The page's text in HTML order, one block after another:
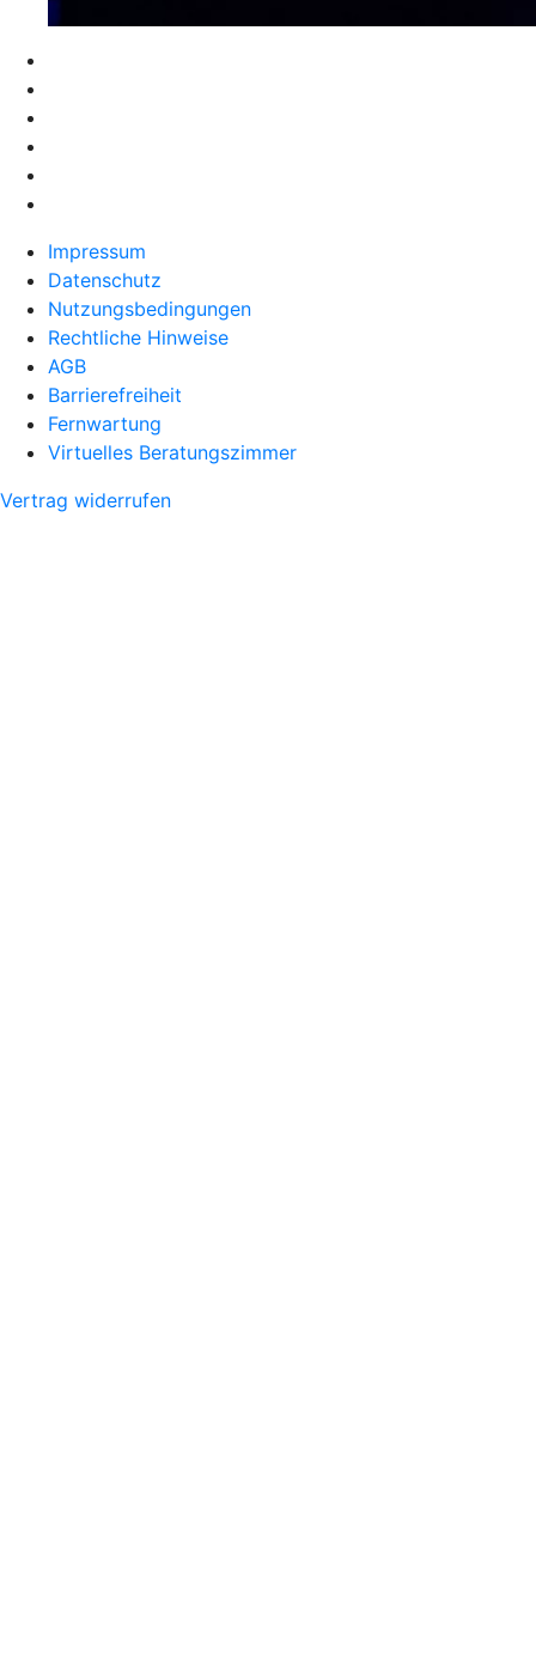
Impressum
Datenschutz
Nutzungsbedingungen
Rechtliche Hinweise
AGB
Barrierefreiheit
Fernwartung
Virtuelles Beratungszimmer
Vertrag widerrufen